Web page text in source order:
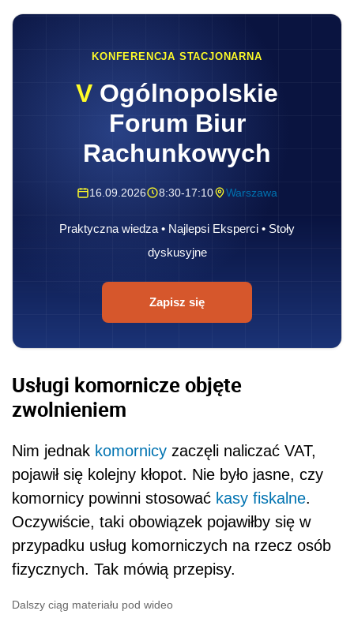
KONFERENCJA STACJONARNA
V Ogólnopolskie
Forum Biur
Rachunkowych
16.09.2026 8:30-17:10 Warszawa
Praktyczna wiedza • Najlepsi Eksperci • Stoły
dyskusyjne
Zapisz się
Usługi komornicze objęte
zwolnieniem
Nim jednak komornicy zaczęli naliczać VAT,
pojawił się kolejny kłopot. Nie było jasne, czy
komornicy powinni stosować kasy fiskalne.
Oczywiście, taki obowiązek pojawiłby się w
przypadku usług komorniczych na rzecz osób
fizycznych. Tak mówią przepisy.
Dalszy ciąg materiału pod wideo